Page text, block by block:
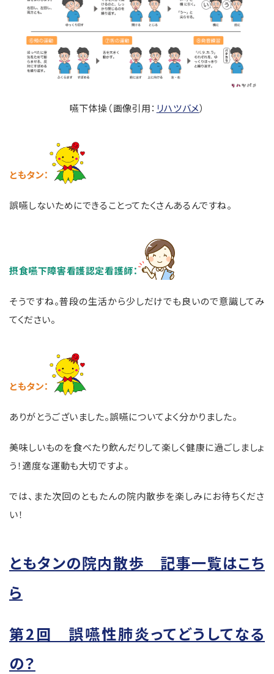
嚥下体操（画像引用： リハツバメ）
ともタン：
誤嚥しないためにできることってたくさんあるんですね。
摂食嚥下障害看護認定看護師：
そうですね。普段の生活から少しだけでも良いので意識してみ
てください。
ともタン：
ありがとうございました。誤嚥についてよく分かりました。
美味しいものを食べたり飲んだりして楽しく健康に過ごしましょ
う！適度な運動も大切ですよ。
では、また次回のともたんの院内散歩を楽しみにお待ちくださ
い！
ともタンの院内散歩 記事一覧はこち
ら
第2回 誤嚥性肺炎ってどうしてなる
の？